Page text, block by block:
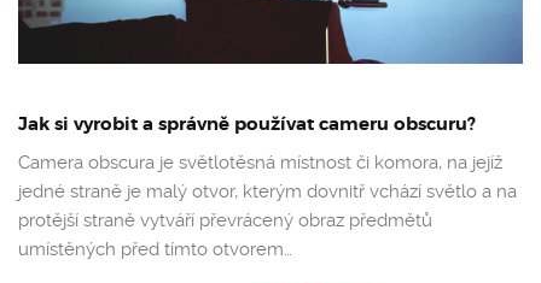
Jak si vyrobit a správně používat cameru obscuru?
Camera obscura je světlotěsná místnost či komora, na jejíž
jedné straně je malý otvor, kterým dovnitř vchází světlo a na
protější straně vytváří převrácený obraz předmětů
umístěných před tímto otvorem…